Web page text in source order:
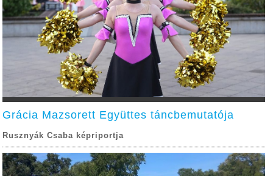
Grácia Mazsorett Együttes táncbemutatója
Rusznyák Csaba képriportja